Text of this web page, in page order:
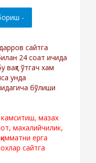
сайтга
24 соат ичида
ўтгач хам
унда
бўлиши
камситиш, мазах
махалийчилик,
ерга
сайтга